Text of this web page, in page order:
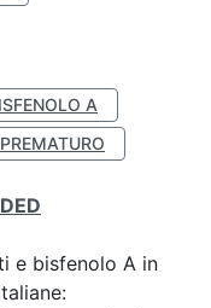
A
e bisfenolo A in